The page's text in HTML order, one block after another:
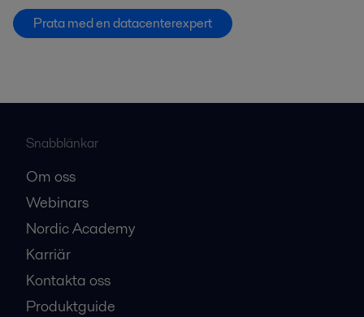
Prata med en datacenterexpert
Snabblänkar
Om oss
Webinars
Nordic Academy
Karriär
Kontakta oss
Produktguide